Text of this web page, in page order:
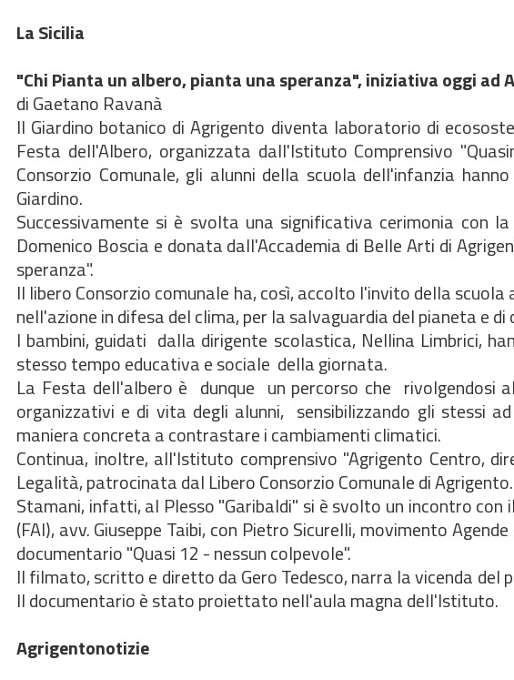
La Sicilia
"Chi Pianta un albero, pianta una speranza", iniziativa oggi ad
di Gaetano Ravanà
Il Giardino botanico di Agrigento diventa laboratorio di
Festa dell'Albero, organizzata dall'Istituto Comprensivo
Consorzio Comunale, gli alunni della scuola dell'infanzia
Giardino.
Successivamente si è svolta una significativa cerimonia con
Domenico Boscia e donata dall'Accademia di Belle Arti di
speranza".
Il libero Consorzio comunale ha, così, accolto l'invito della
nell'azione in difesa del clima, per la salvaguardia del pianeta e di
I bambini, guidati dalla dirigente scolastica, Nellina Limbrici,
stesso tempo educativa e sociale della giornata.
La Festa dell'albero è dunque un percorso che rivolgendosi
organizzativi e di vita degli alunni, sensibilizzando gli stessi
maniera concreta a contrastare i cambiamenti climatici.
Continua, inoltre, all'Istituto comprensivo "Agrigento Centro,
Legalità, patrocinata dal Libero Consorzio Comunale di Agrigento.
Stamani, infatti, al Plesso "Garibaldi" si è svolto un incontro
(FAI), avv. Giuseppe Taibi, con Pietro Sicurelli, movimento
documentario "Quasi 12 - nessun colpevole".
Il filmato, scritto e diretto da Gero Tedesco, narra la vicenda
Il documentario è stato proiettato nell'aula magna dell'Istituto.
Agrigentonotizie